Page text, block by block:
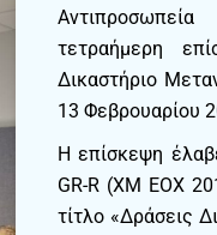
τετραήμερη
Δικαστήριο
13 Φεβρουαρίου
Η επίσκεψη
GR-R (ΧΜ ΕΟΧ
τίτλο «Δράσεις